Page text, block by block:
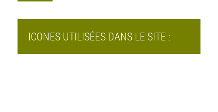
ICONES UTILISÉES DANS LE SITE :